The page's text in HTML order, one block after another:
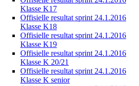
Klasse K17
Offisielle resultat sprint 24.1.2016
Klasse K18
Offisielle resultat sprint 24.1.2016
Klasse K19
Offisielle resultat sprint 24.1.2016
Klasse K 20/21
Offisielle resultat sprint 24.1.2016
Klasse K senior